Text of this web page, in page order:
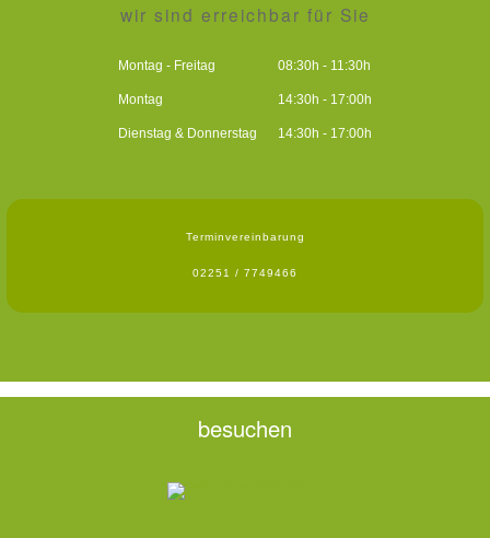
wir sind erreichbar für Sie
Montag - Freitag 08:30h - 11:30h
Montag 14:30h - 17:00h
Dienstag & Donnerstag 14:30h - 17:00h
Terminvereinbarung
02251 / 7749466
besuchen